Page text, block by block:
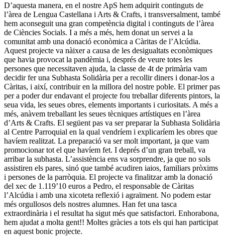
D’aquesta manera, en el nostre ApS hem adquirit continguts de
l’àrea de Lengua Castellana i Arts & Crafts, i transversalment, també
hem aconseguit una gran competència digital i continguts de l’àrea
de Ciències Socials. I a més a més, hem donat un servei a la
comunitat amb una donació econòmica a Càritas de l’Alcúdia.
Aquest projecte va nàixer a causa de les desigualtats econòmiques
que havia provocat la pandèmia i, després de veure totes les
persones que necessitaven ajuda, la classe de 4t de primària vam
decidir fer una Subhasta Solidària per a recollir diners i donar-los a
Càritas, i així, contribuir en la millora del nostre poble. El primer pas
per a poder dur endavant el projecte fou treballar diferents pintors, la
seua vida, les seues obres, elements importants i curiositats. A més a
més, anàvem treballant les seues tècniques artístiques en l’àrea
d’Arts & Crafts. El següent pas va ser preparar la Subhasta Solidària
al Centre Parroquial en la qual vendríem i explicaríem les obres que
havíem realitzat. La preparació va ser molt important, ja que vam
promocionar tot el que havíem fet. I deprés d’un gran treball, va
arribar la subhasta. L’assistència ens va sorprendre, ja que no sols
assistiren els pares, sinó que també acudiren iaios, familiars pròxims
i persones de la parròquia. El projecte va finalitzar amb la donació
del xec de 1.119’10 euros a Pedro, el responsable de Càritas
l’Alcúdia i amb una xicoteta reflexió i agraïment. No podem estar
més orgullosos dels nostres alumnes. Han fet una tasca
extraordinària i el resultat ha sigut més que satisfactori. Enhorabona,
hem ajudat a molta gent!! Moltes gràcies a tots els qui han participat
en aquest bonic projecte.